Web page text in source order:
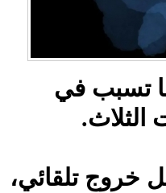
تسبب في
الثلاث.
خروج تلقائي،